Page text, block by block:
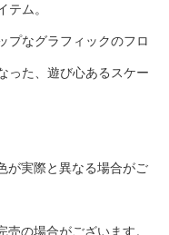
ム。
プなグラフィックのフロ
った、遊び心あるスケー
が実際と異なる場合がご
の場合がございます。